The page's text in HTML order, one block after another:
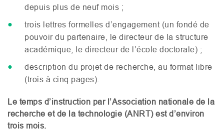
depuis plus de neuf mois ;
trois lettres formelles d’engagement (un fondé de
pouvoir du partenaire, le directeur de la structure
académique, le directeur de l’école doctorale) ;
description du projet de recherche, au format libre
(trois à cinq pages).
Le temps d’instruction par l’Association nationale de la
recherche et de la technologie (ANRT) est d’environ
trois mois.